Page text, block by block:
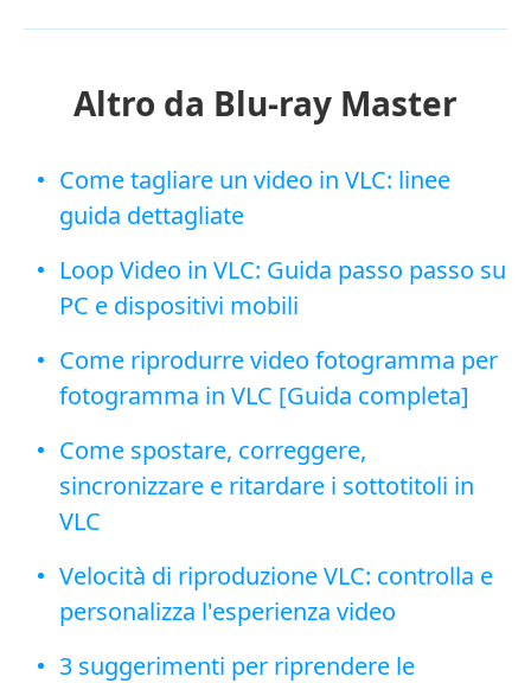
Altro da Blu-ray Master
Come tagliare un video in VLC: linee
guida dettagliate
Loop Video in VLC: Guida passo passo su
PC e dispositivi mobili
Come riprodurre video fotogramma per
fotogramma in VLC [Guida completa]
Come spostare, correggere,
sincronizzare e ritardare i sottotitoli in
VLC
Velocità di riproduzione VLC: controlla e
personalizza l'esperienza video
3 suggerimenti per riprendere le